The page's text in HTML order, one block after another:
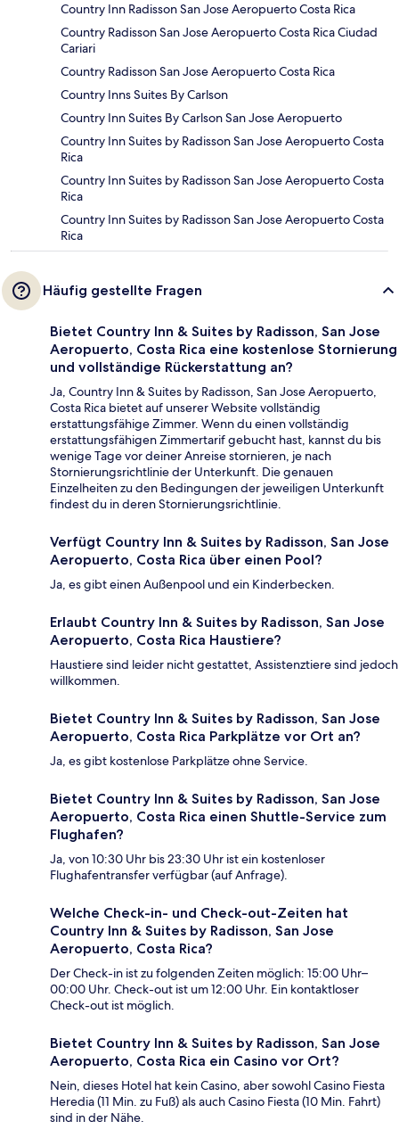
Country Inn Radisson San Jose Aeropuerto Costa Rica
Country Radisson San Jose Aeropuerto Costa Rica Ciudad
Cariari
Country Radisson San Jose Aeropuerto Costa Rica
Country Inns Suites By Carlson
Country Inn Suites By Carlson San Jose Aeropuerto
Country Inn Suites by Radisson San Jose Aeropuerto Costa
Rica
Country Inn Suites by Radisson San Jose Aeropuerto Costa
Rica
Country Inn Suites by Radisson San Jose Aeropuerto Costa
Rica
Häufig gestellte Fragen
Bietet Country Inn & Suites by Radisson, San Jose
Aeropuerto, Costa Rica eine kostenlose Stornierung
und vollständige Rückerstattung an?
Ja, Country Inn & Suites by Radisson, San Jose Aeropuerto,
Costa Rica bietet auf unserer Website vollständig
erstattungsfähige Zimmer. Wenn du einen vollständig
erstattungsfähigen Zimmertarif gebucht hast, kannst du bis
wenige Tage vor deiner Anreise stornieren, je nach
Stornierungsrichtlinie der Unterkunft. Die genauen
Einzelheiten zu den Bedingungen der jeweiligen Unterkunft
findest du in deren Stornierungsrichtlinie.
Verfügt Country Inn & Suites by Radisson, San Jose
Aeropuerto, Costa Rica über einen Pool?
Ja, es gibt einen Außenpool und ein Kinderbecken.
Erlaubt Country Inn & Suites by Radisson, San Jose
Aeropuerto, Costa Rica Haustiere?
Haustiere sind leider nicht gestattet, Assistenztiere sind jedoch
willkommen.
Bietet Country Inn & Suites by Radisson, San Jose
Aeropuerto, Costa Rica Parkplätze vor Ort an?
Ja, es gibt kostenlose Parkplätze ohne Service.
Bietet Country Inn & Suites by Radisson, San Jose
Aeropuerto, Costa Rica einen Shuttle-Service zum
Flughafen?
Ja, von 10:30 Uhr bis 23:30 Uhr ist ein kostenloser
Flughafentransfer verfügbar (auf Anfrage).
Welche Check-in- und Check-out-Zeiten hat
Country Inn & Suites by Radisson, San Jose
Aeropuerto, Costa Rica?
Der Check-in ist zu folgenden Zeiten möglich: 15:00 Uhr–
00:00 Uhr. Check-out ist um 12:00 Uhr. Ein kontaktloser
Check-out ist möglich.
Bietet Country Inn & Suites by Radisson, San Jose
Aeropuerto, Costa Rica ein Casino vor Ort?
Nein, dieses Hotel hat kein Casino, aber sowohl Casino Fiesta
Heredia (11 Min. zu Fuß) als auch Casino Fiesta (10 Min. Fahrt)
sind in der Nähe.